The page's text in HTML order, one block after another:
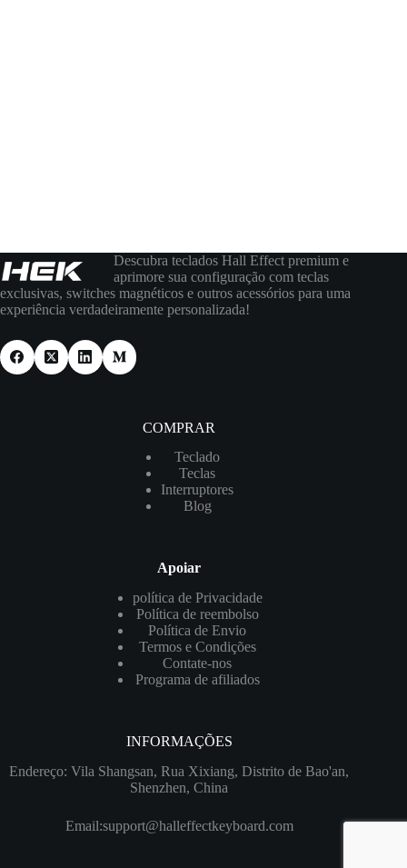
Descubra teclados Hall Effect premium e
aprimore sua configuração com teclas
exclusivas, switches magnéticos e outros acessórios para uma
experiência verdadeiramente personalizada!
COMPRAR
Teclado
Teclas
Interruptores
Blog
Apoiar
política de Privacidade
Política de reembolso
Política de Envio
Termos e Condições
Contate-nos
Programa de afiliados
INFORMAÇÕES
Endereço: Vila Shangsan, Rua Xixiang, Distrito de Bao'an,
Shenzhen, China
Email:support@halleffectkeyboard.com